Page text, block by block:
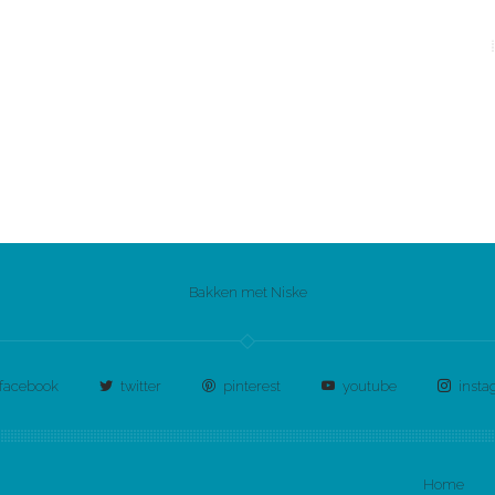
Bakken met Niske
facebook twitter pinterest youtube
Home